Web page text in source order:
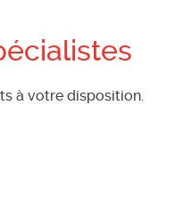
à votre disposition.